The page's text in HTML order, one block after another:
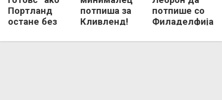
Портланд
остане без
франшиза
потпиша за
Кливленд!
потпише со
Филаделфија